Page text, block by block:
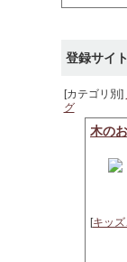
登録サイト
[カテゴリ別]
グ
木の
[キッ